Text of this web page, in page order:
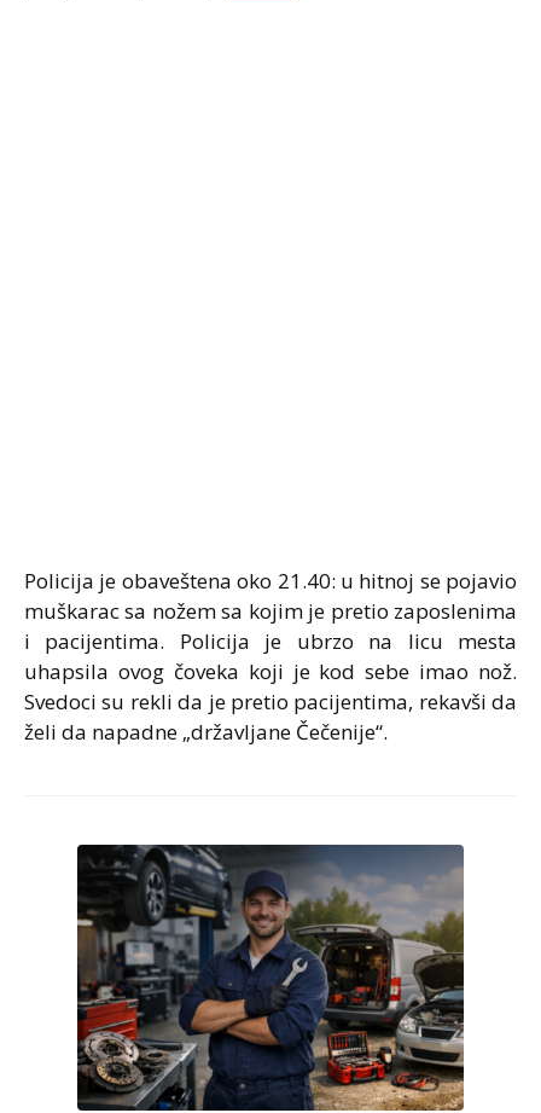
Policija je obaveštena oko 21.40: u hitnoj se pojavio
muškarac sa nožem sa kojim je pretio zaposlenima
i pacijentima. Policija je ubrzo na licu mesta
uhapsila ovog čoveka koji je kod sebe imao nož.
Svedoci su rekli da je pretio pacijentima, rekavši da
želi da napadne „državljane Čečenije“.